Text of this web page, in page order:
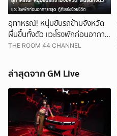
อุทาหรณ์! หนุ่มขับรถข้ามจังหวัด
ผื่นขึ้นทั้งตัว แวะโรงพักก่อนอาการ
ทรุด กู้ภัยเร่งช่วยชีวิต
THE ROOM 44 CHANNEL
ล่าสุดจาก GM Live